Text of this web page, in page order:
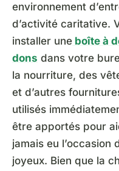
environnement
d’activité caritative.
installer une boîte à
dons dans votre
la nourriture, des
et d’autres
utilisés
être apportés pour
jamais eu
joyeux. Bien que la